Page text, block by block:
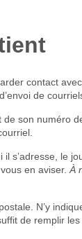
contact
de
son numéro
s’adresse, le
vous en aviser.À
N’y
de remplir